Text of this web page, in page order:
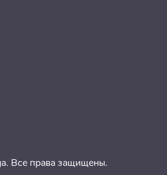
Все права защищены.